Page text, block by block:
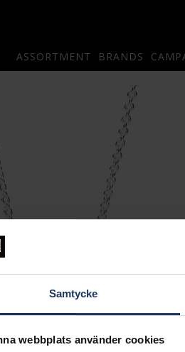
Samtycke
webbplats använder cookies
ASSORTMENT BRANDS